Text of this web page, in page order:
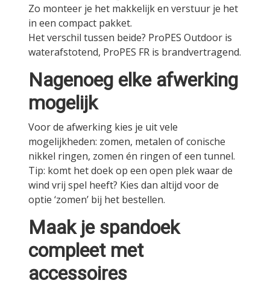
Zo monteer je het makkelijk en verstuur je het
in een compact pakket.
Het verschil tussen beide? ProPES Outdoor is
waterafstotend, ProPES FR is brandvertragend.
Nagenoeg elke afwerking
mogelijk
Voor de afwerking kies je uit vele
mogelijkheden: zomen, metalen of conische
nikkel ringen, zomen én ringen of een tunnel.
Tip: komt het doek op een open plek waar de
wind vrij spel heeft? Kies dan altijd voor de
optie ‘zomen’ bij het bestellen.
Maak je spandoek
compleet met
accessoires